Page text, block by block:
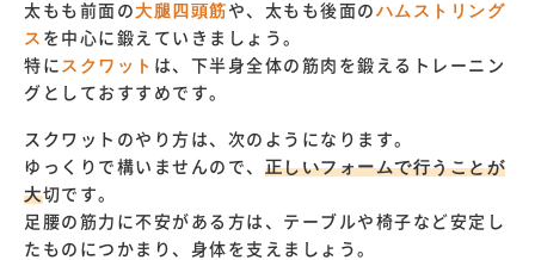
太もも前面の 大腿四頭筋 や、太もも後面のハムストリング
ス を中心に鍛えていきましょう。
特に スクワット は、下半身全体の筋肉を鍛えるトレーニン
グとしておすすめです。
スクワットのやり方は、次のようになります。
ゆっくりで構いませんので、 正しいフォームで行うことが
大切です。
足腰の筋力に不安がある方は、テーブルや椅子など安定し
たものにつかまり、身体を支えましょう。